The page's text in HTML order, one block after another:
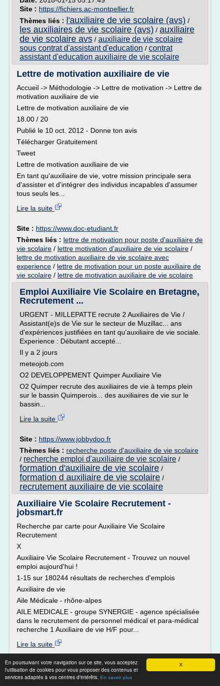
X
En poursuivant votre navigation sur ce site, vous acceptez
l'utilisation de cookies pour vous proposer des contenus et
services adaptés à vos centres d'intérêts. En savoir plus
Site : https://fichiers.ac-montpellier.fr
Thèmes liés :
l'auxiliaire de vie scolaire (avs) /
les auxiliaires de vie scolaire (avs) / auxiliaire
de vie scolaire avs / auxiliaire de vie scolaire
sous contrat d'assistant d'education / contrat
assistant d'education auxiliaire de vie scolaire
Lettre de motivation auxiliaire de vie
Accueil -> Méthodologie -> Lettre de motivation -> Lettre de
motivation auxiliaire de vie
Lettre de motivation auxiliaire de vie
18.00 / 20
Publié le 10 oct. 2012 - Donne ton avis
Télécharger Gratuitement
Tweet
Lettre de motivation auxiliaire de vie
En tant qu'auxiliaire de vie, votre mission principale sera
d'assister et d'intégrer des individus incapables d'assumer
tous seuls les...
Lire la suite
Site : https://www.doc-etudiant.fr
Thèmes liés : lettre de motivation pour poste d'auxiliaire de
vie scolaire / lettre motivation d'auxiliaire de vie scolaire /
lettre de motivation auxiliaire de vie scolaire avec
experience / lettre de motivation pour un poste auxiliaire de
vie scolaire / lettre de motivation auxiliaire de vie scolaire
Emploi Auxiliaire Vie Scolaire en Bretagne,
Recrutement ...
URGENT - MILLEPATTE recrute 2 Auxiliaires de Vie /
Assistant(e)s de Vie sur le secteur de Muzillac... ans
d'expériences justifiées en tant qu'auxiliaire de vie sociale.
Experience : Débutant accepté...
Il y a 2 jours
meteojob.com
O2 DEVELOPPEMENT Quimper Auxiliaire Vie
O2 Quimper recrute des auxiliaires de vie à temps plein
sur le bassin Quimperois... des auxiliaires de vie sur le
bassin...
Lire la suite
Site : https://www.jobbydoo.fr
Thèmes liés : recherche poste d'auxiliaire de vie scolaire
/ recherche emploi d'auxiliaire de vie scolaire /
formation d'auxiliaire de vie scolaire /
formation d auxiliaire de vie scolaire /
recrutement auxiliaire de vie scolaire
Auxiliaire Vie Scolaire Recrutement -
jobsmart.fr
Recherche par carte pour Auxiliaire Vie Scolaire
Recrutement
X
Auxiliaire Vie Scolaire Recrutement - Trouvez un nouvel
emploi aujourd'hui !
1-15 sur 180244 résultats de recherches d'emplois
Auxiliaire de vie
Aile Médicale - rhône-alpes
AILE MEDICALE - groupe SYNERGIE - agence spécialisée
dans le recrutement de personnel médical et para-médical
recherche 1 Auxiliaire de vie H/F pour...
Lire la suite
Site :http://www.jobsmart.fr
Thèmes liés :recherche poste d'auxiliaire de vie scolaire